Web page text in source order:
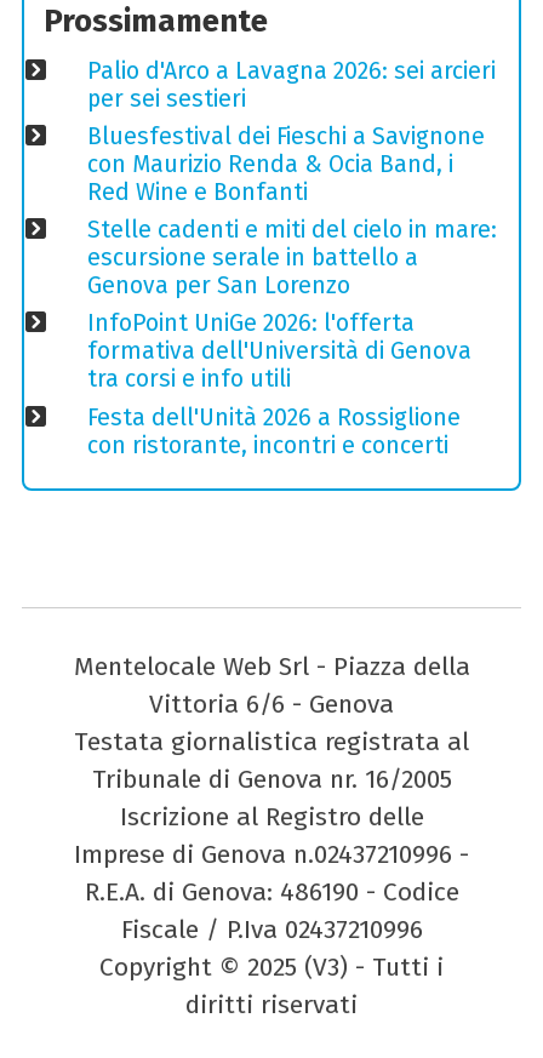
Prossimamente
Palio d'Arco a Lavagna 2026: sei arcieri
per sei sestieri
Bluesfestival dei Fieschi a Savignone
con Maurizio Renda & Ocia Band, i
Red Wine e Bonfanti
Stelle cadenti e miti del cielo in mare:
escursione serale in battello a
Genova per San Lorenzo
InfoPoint UniGe 2026: l'offerta
formativa dell'Università di Genova
tra corsi e info utili
Festa dell'Unità 2026 a Rossiglione
con ristorante, incontri e concerti
Mentelocale Web Srl - Piazza della
Vittoria 6/6 - Genova
Testata giornalistica registrata al
Tribunale di Genova nr. 16/2005
Iscrizione al Registro delle
Imprese di Genova n.02437210996 -
R.E.A. di Genova: 486190 - Codice
Fiscale / P.Iva 02437210996
Copyright © 2025 (V3) - Tutti i
diritti riservati